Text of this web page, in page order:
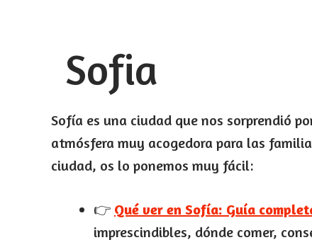
Sofia
Sofía es una ciudad que nos sorprendió
atmósfera muy acogedora para las
ciudad, os lo ponemos muy fácil:
👉 Qué ver en Sofía: Guía
imprescindibles, dónde comer,